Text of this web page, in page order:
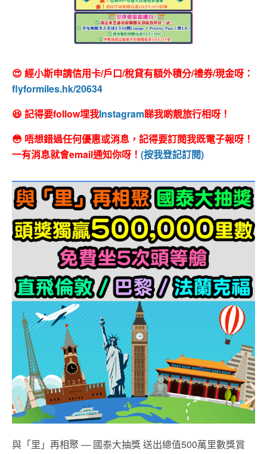
😍 經小斯申請信用卡/戶口/稅貸有額外積分/禮券/現金呀：
flyformiles.hk/20634
😆 記得要follow埋我Instagram睇我啲靚旅行相呀！
😳 唔想錯過任何優惠或消息，記得要訂閱我既電子報呀！
一有消息就會email通知你呀！ (按我登記訂閱)
與「里」再相聚 — 國泰大抽獎 送出總值500萬里數獎賞